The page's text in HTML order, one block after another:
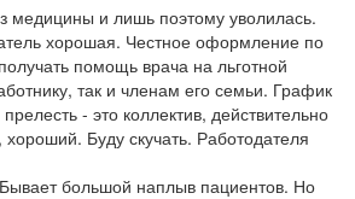
медицины и лишь поэтому уволилась.
хорошая. Честное оформление по
помощь врача на льготной
так и членам его семьи. График
- это коллектив, действительно
Буду скучать. Работодателя
Бывает большой наплыв пациентов. Но